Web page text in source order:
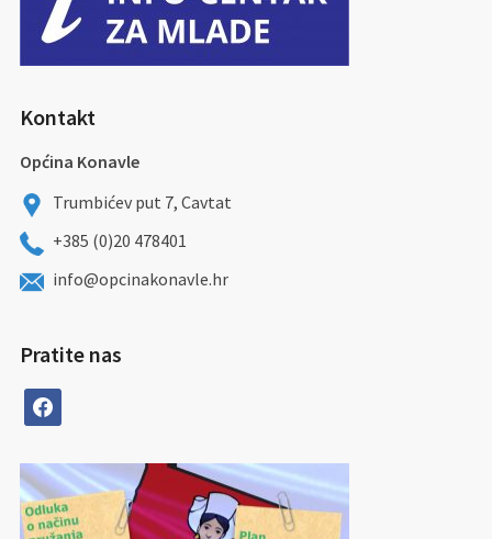
Kontakt
Općina Konavle
Trumbićev put 7, Cavtat
+385 (0)20 478401
info@opcinakonavle.hr
Pratite nas
facebook